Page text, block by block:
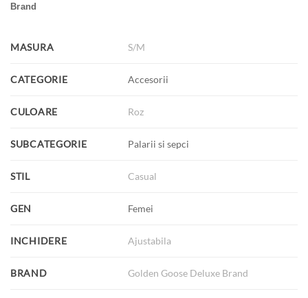
Brand
MASURA S/M
CATEGORIE Accesorii
CULOARE Roz
SUBCATEGORIE Palarii si sepci
STIL Casual
GEN Femei
INCHIDERE Ajustabila
BRAND Golden Goose Deluxe Brand